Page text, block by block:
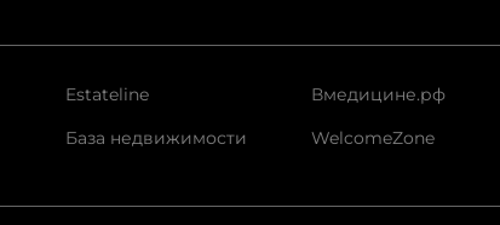
Estateline
База недвижимости
Вмедицине.рф
WelcomeZone